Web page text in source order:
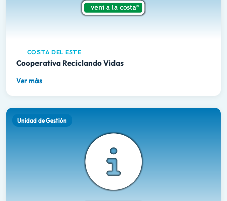
COSTA DEL ESTE
Cooperativa Reciclando Vidas
Ver más
Unidad de Gestión